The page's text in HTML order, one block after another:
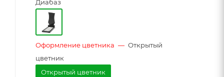
Диабаз
Оформление цветника — Открытый
цветник
Открытый цветник